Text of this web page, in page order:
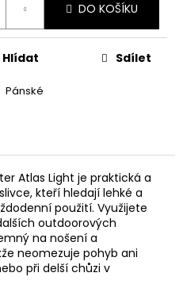
DO KOŠÍKU
Pánské
Hlídat Sdílet
Atlas Light je praktická a
kteří hledají lehké a
použití. Využijete
outdoorových
na nošení a
neomezuje pohyb ani
při delší chůzi v